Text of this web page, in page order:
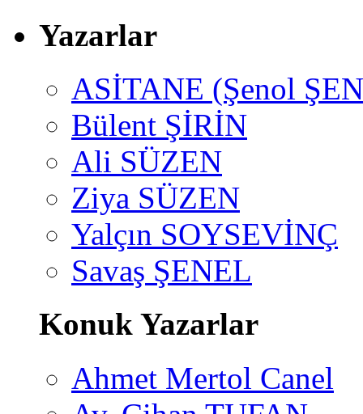
Yazarlar
ASİTANE (Şenol
Bülent ŞİRİN
Ali SÜZEN
Ziya SÜZEN
Yalçın SOYSEVİNÇ
Savaş ŞENEL
Konuk Yazarlar
Ahmet Mertol Canel